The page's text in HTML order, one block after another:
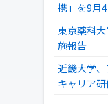
携」を9月
東京薬科
施報告
近畿大学
キャリア